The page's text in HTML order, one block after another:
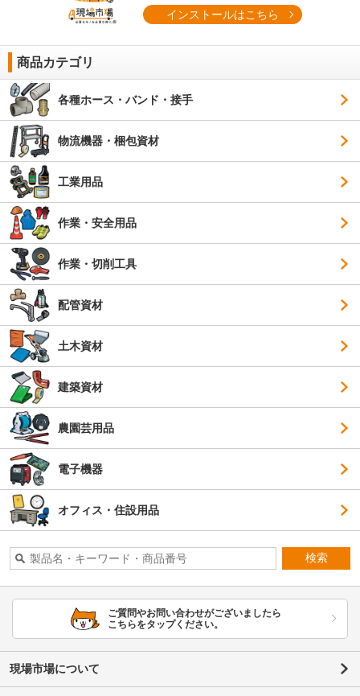
インストールはこちら
商品カテゴリ
各種ホース・バンド・接手
物流機器・梱包資材
工業用品
作業・安全用品
作業・切削工具
配管資材
土木資材
建築資材
農園芸用品
電子機器
オフィス・住設用品
検索
ご質問やお問い合わせがございましたら
こちらをタップください。
現場市場について